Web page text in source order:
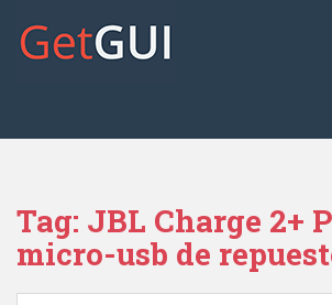
o
Tag: JBL Charge 2+
micro-usb de